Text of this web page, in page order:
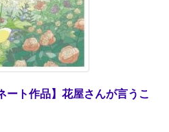
ート作品】花屋さんが言うこ